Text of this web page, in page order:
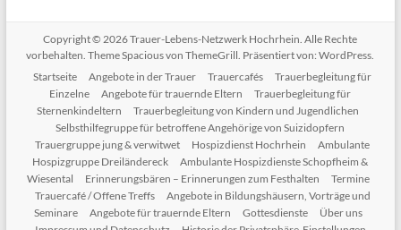
Copyright © 2026Trauer-Lebens-Netzwerk Hochrhein. Alle Rechte
vorbehalten. ThemeSpaciousvon ThemeGrill. Präsentiert von:WordPress.
Startseite
Angebote in der Trauer Trauercafés
Trauerbegleitung für
Einzelne
Angebote für trauernde Eltern
Trauerbegleitung für
Sternenkindeltern
Trauerbegleitung von Kindern und Jugendlichen
Selbsthilfegruppe für betroffene Angehörige von Suizidopfern
Trauergruppe jung & verwitwet
Hospizdienst Hochrhein
Ambulante
Hospizgruppe Dreiländereck
Ambulante Hospizdienste Schopfheim &
Wiesental
Erinnerungsbären – Erinnerungen zum Festhalten
Termine
Trauercafé / Offene Treffs
Angebote in Bildungshäusern, Vorträge und
Seminare
Angebote für trauernde Eltern Gottesdienste
Über uns